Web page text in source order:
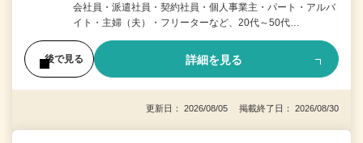
会社員・派遣社員・契約社員・個人事業主・パート・アルバ
イト・主婦（夫）・フリーターなど、20代～50代…
後で見る 詳細を見る
更新日： 2026/08/05 掲載終了日： 2026/08/30